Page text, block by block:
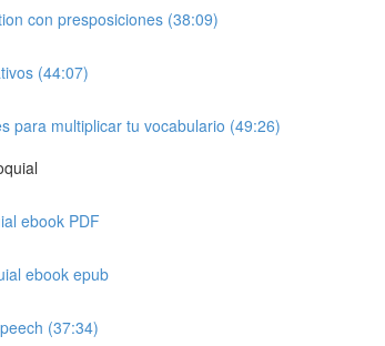
con presposiciones (38:09)
(44:07)
para multiplicar tu vocabulario (49:26)
ebook PDF
ebook epub
(37:34)